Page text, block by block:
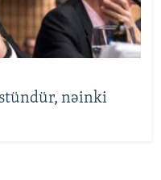
nəinki